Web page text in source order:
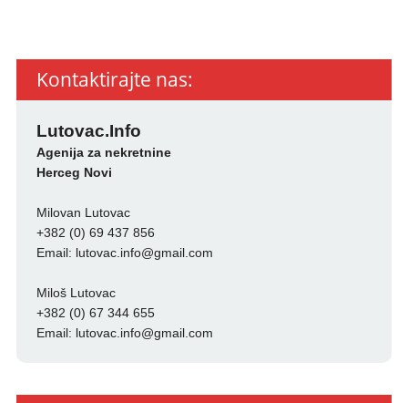
Kontaktirajte nas:
Lutovac.Info
Agenija za nekretnine
Herceg Novi
Milovan Lutovac
+382 (0) 69 437 856
Email: lutovac.info@gmail.com
Miloš Lutovac
+382 (0) 67 344 655
Email: lutovac.info@gmail.com